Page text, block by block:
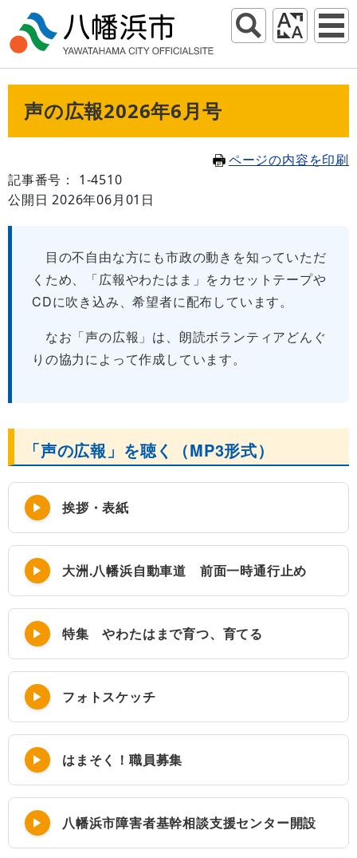
声の広報2026年6月号
ページの内容を印刷
記事番号： 1-4510
公開日 2026年06月01日
目の不自由な方にも市政の動きを知っていただ
くため、「広報やわたはま」をカセットテープや
CDに吹き込み、希望者に配布しています。
なお「声の広報」は、朗読ボランティアどんぐ
りの協力によって作成しています。
「声の広報」を聴く（MP3形式）
挨拶・表紙
大洲.八幡浜自動車道 前面一時通行止め
特集 やわたはまで育つ、育てる
フォトスケッチ
はまそく！職員募集
八幡浜市障害者基幹相談支援センター開設